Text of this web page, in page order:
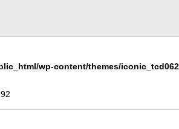
wp-content/themes/